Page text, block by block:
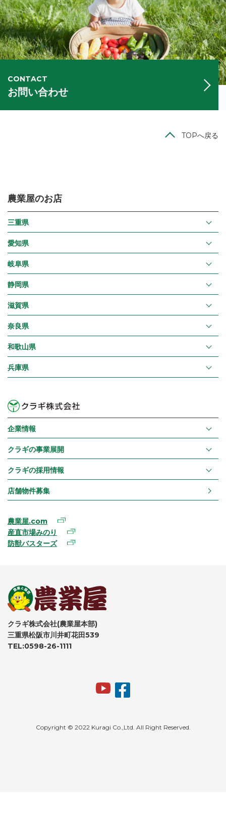
CONTACT
お問い合わせ
TOPへ戻る
農業屋のお店
三重県
愛知県
岐阜県
静岡県
滋賀県
奈良県
和歌山県
兵庫県
企業情報
クラギの事業展開
クラギの採用情報
店舗物件募集
農業屋.com
産直市場みのり
防獣バスターズ
クラギ株式会社(農業屋本部)
三重県松阪市川井町花田539
TEL:0598-26-1111
Copyright © 2022 Kuragi Co.,Ltd. All Right Reserved.